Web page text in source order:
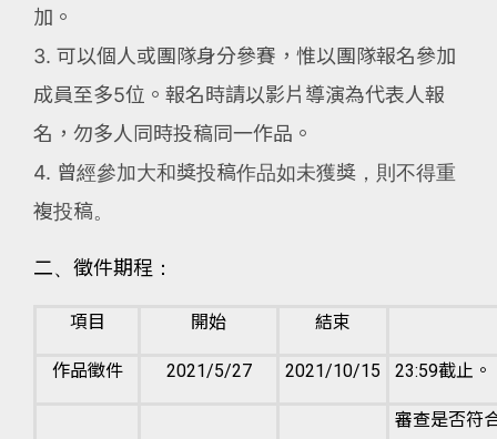
加。
3. 可以個人或團隊身分參賽，惟以團隊報名參加
成員至多5位。報名時請以影片導演為代表人報
名，勿多人同時投稿同一作品。
4. 曾經參加大和獎投稿作品如未獲獎，則不得重
複投稿。
二、徵件期程：
項目 開始 結束
作品徵件 2021/5/27 2021/10/15 23:59截止。
審查是否符